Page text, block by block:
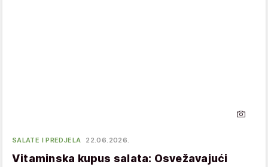
SALATE I PREDJELA 22.06.2026.
Vitaminska kupus salata: Osvežavajući